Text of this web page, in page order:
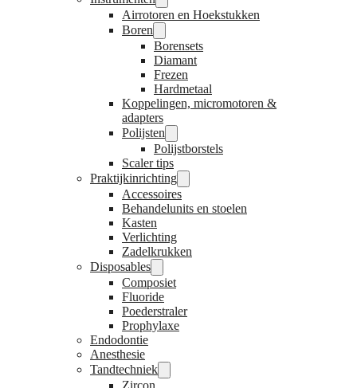
Airrotoren en Hoekstukken
Boren
Borensets
Diamant
Frezen
Hardmetaal
Koppelingen, micromotoren &
adapters
Polijsten
Polijstborstels
Scaler tips
Praktijkinrichting
Accessoires
Behandelunits en stoelen
Kasten
Verlichting
Zadelkrukken
Disposables
Composiet
Fluoride
Poederstraler
Prophylaxe
Endodontie
Anesthesie
Tandtechniek
Zircon